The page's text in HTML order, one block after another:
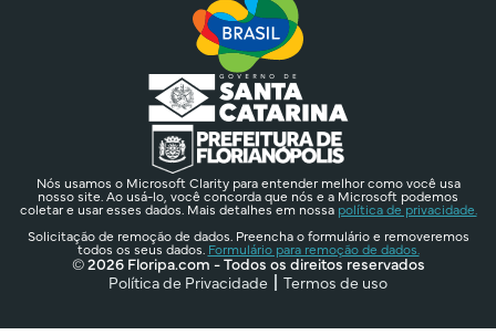
Nós usamos o Microsoft Clarity para entender melhor como você usa
nosso site. Ao usá-lo, você concorda que nós e a Microsoft podemos
coletar e usar esses dados. Mais detalhes em nossa política de privacidade.
Solicitação de remoção de dados. Preencha o formulário e removeremos
todos os seus dados. Formulário para remoção de dados.
© 2026 Floripa.com - Todos os direitos reservados
Política de Privacidade
Termos de uso